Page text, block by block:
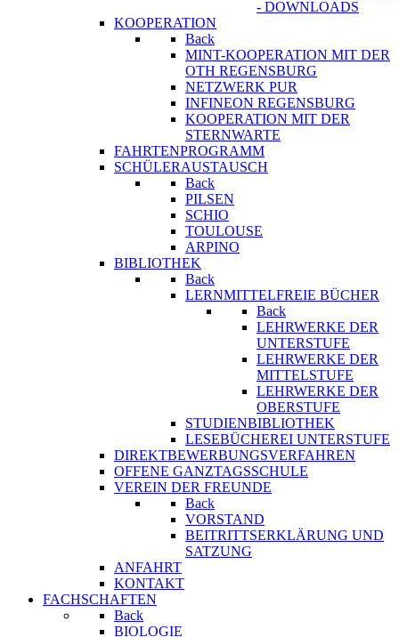
- DOWNLOADS
KOOPERATION
Back
MINT-KOOPERATION MIT DER
OTH REGENSBURG
NETZWERK PUR
INFINEON REGENSBURG
KOOPERATION MIT DER
STERNWARTE
FAHRTENPROGRAMM
SCHÜLERAUSTAUSCH
Back
PILSEN
SCHIO
TOULOUSE
ARPINO
BIBLIOTHEK
Back
LERNMITTELFREIE BÜCHER
Back
LEHRWERKE DER
UNTERSTUFE
LEHRWERKE DER
MITTELSTUFE
LEHRWERKE DER
OBERSTUFE
STUDIENBIBLIOTHEK
LESEBÜCHEREI UNTERSTUFE
DIREKTBEWERBUNGSVERFAHREN
OFFENE GANZTAGSSCHULE
VEREIN DER FREUNDE
Back
VORSTAND
BEITRITTSERKLÄRUNG UND
SATZUNG
ANFAHRT
KONTAKT
FACHSCHAFTEN
Back
BIOLOGIE